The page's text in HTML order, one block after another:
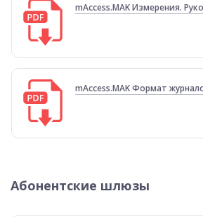
mAccess.MAK Измерения.
mAccess.MAK Формат
Абонентские шлюзы